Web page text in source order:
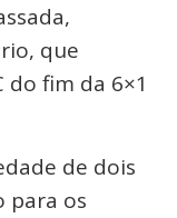
que
fim da 6×1
de dois
para os